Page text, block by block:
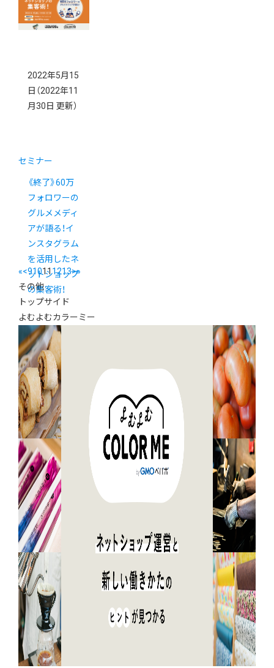
2022年5月15
日 （2022年11
月30日 更新）
セミナー
《終了》60万
フォロワーの
グルメメディ
アが語る！イ
ンスタグラム
を活用したネ
ットショップ
の集客術！
«<910111213>»
その他
トップサイド
よむよむカラーミー